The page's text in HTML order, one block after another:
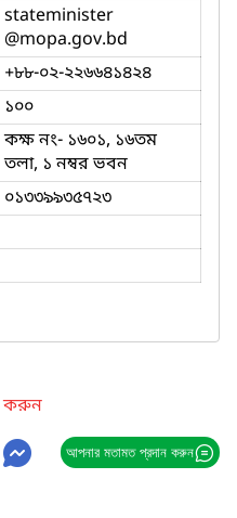
stateminister
@mopa.gov.bd
+৮৮-০২-২২৬৬৪১৪২৪
১০০
কক্ষ নং- ১৬০১, ১৬তম
তলা, ১ নম্বর ভবন
০১৩৩৯৯৩৫৭২৩
করুন
আপনার মতামত প্রদান করুন